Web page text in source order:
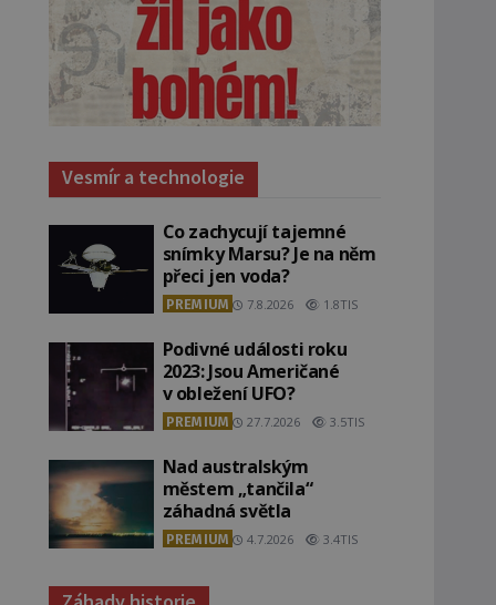
Vesmír a technologie
Co zachycují tajemné
snímky Marsu? Je na něm
přeci jen voda?
PREMIUM 7.8.2026 1.8TIS
Podivné události roku
2023: Jsou Američané
v obležení UFO?
PREMIUM 27.7.2026 3.5TIS
Nad australským
městem „tančila“
záhadná světla
PREMIUM 4.7.2026 3.4TIS